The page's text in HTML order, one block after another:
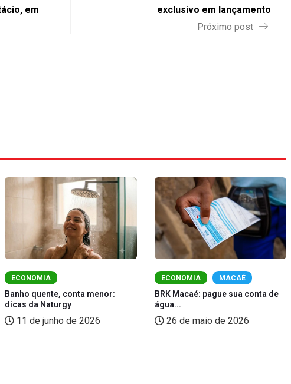
em
exclusivo em lançamento
Próximo post
ECONOMIA
Banho quente, conta menor:
dicas da Naturgy
11 de junho de 2026
ECONOMIA MACAÉ
BRK Macaé: pague sua conta de
água...
26 de maio de 2026